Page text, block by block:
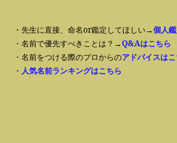
・先生に直接、命名or鑑定してほしい→個人
・名前で優先すべきことは？→Q&Aはこちら
・名前をつける際のプロからのアドバイスは
・ 人気名前ランキングはこちら